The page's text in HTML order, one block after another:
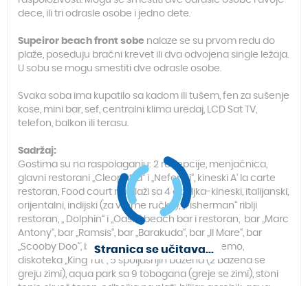
dece, ili tri odrasle osobe i jedno dete.
Supeiror beach front sobe nalaze se su prvom redu do
plaže, poseduju bračni krevet ili dva odvojena single ležaja.
U sobu se mogu smestiti dve odrasle osobe.
Svaka soba ima kupatilo sa kadom ili tušem, fen za sušenje
kose, mini bar, sef, centralni klima uredaj, LCD Sat TV,
telefon, balkon ili terasu.
Sadržaj:
Gostima su na raspolaganju: 2 recepcije, menjačnica,
glavni restorani „Cleopatra“ i „Nefertiti“, kineski A' la carte
restoran, Food court na plaži sa 4 odeljka-kineski, italijanski,
orijentalni, indijski (za vreme ručka), „Fisherman“ riblji
restoran, „ Dolphin“ i „Oasis“ beach bar i restoran, bar „Marc
Antony“, bar „Ramsis“, bar „Barakuda“, bar „Il Mare“, bar
„Scooby Doo“, bar „Buddha“, pub Captain’s Nemo,
diskoteka „King Tut“, 5 spoljašnjih bazena (2 bazena se
greju zimi), aqua park sa 9 tobogana (greje se zimi), stoni
Stranica se učitava...